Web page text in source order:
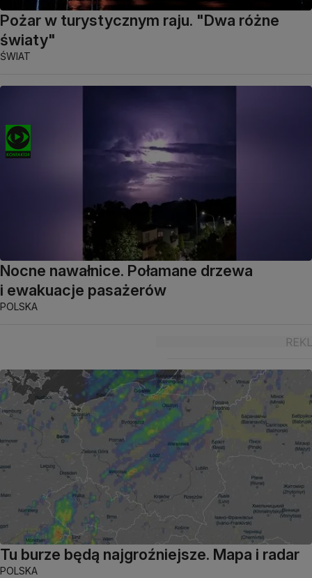
Pożar w turystycznym raju. "Dwa różne
światy"
ŚWIAT
Nocne nawałnice. Połamane drzewa
i ewakuacje pasażerów
POLSKA
Tu burze będą najgroźniejsze. Mapa i radar
POLSKA